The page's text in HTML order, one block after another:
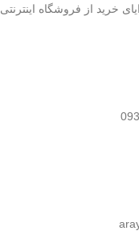
خرید از فروشگاه